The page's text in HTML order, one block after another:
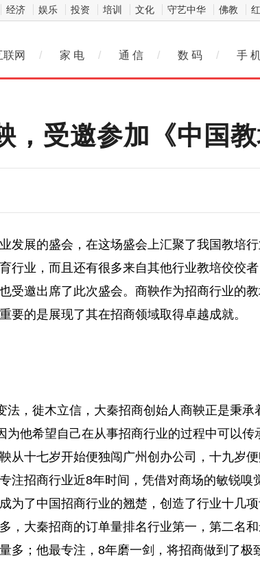
经济 娱乐 投资 培训 文化 守艺中华 佛教
联网 / 家 电 / 通 信 / 数 码 / 手
，受邀参加《中国教
发展的盛会，在这场盛会上汇聚了我国教培
行业，而且还有很多来自其他行业教培佼佼
邀出席了此次盛会。商鞅作为招商行业的教
要的是展现了其在招商领域取得卓越成就。
法，徙木立信，大秦招商创始人商鞅正是秉承
为他希望自己在从事招商行业的过程中可以传
从十七岁开始便独闯广州创办公司，十九岁
注招商行业近8年时间，凭借对商场的敏锐嗅
为了中国招商行业的翘楚，创造了行业十几
，大秦招商的订单量排名行业第一，第二名
多；他最专注，8年磨一剑，将招商做到了极